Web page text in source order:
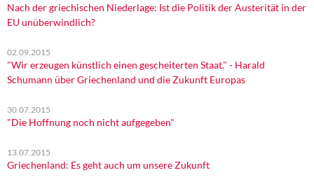
Nach der griechischen Niederlage: Ist die Politik der Austerität in der
EU unüberwindlich?
02.09.2015
"Wir erzeugen künstlich einen gescheiterten Staat." - Harald
Schumann über Griechenland und die Zukunft Europas
30.07.2015
"Die Hoffnung noch nicht aufgegeben"
13.07.2015
Griechenland: Es geht auch um unsere Zukunft